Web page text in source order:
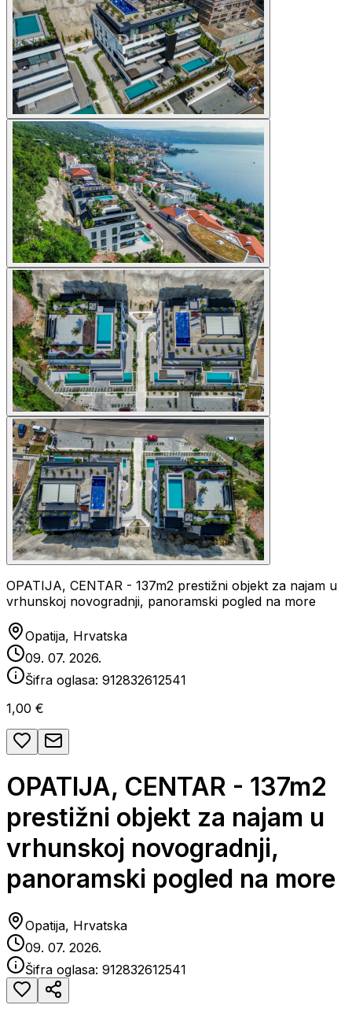
OPATIJA, CENTAR - 137m2 prestižni objekt za najam u
vrhunskoj novogradnji, panoramski pogled na more
Opatija, Hrvatska
09. 07. 2026.
Šifra oglasa: 912832612541
1,00 €
OPATIJA, CENTAR - 137m2
prestižni objekt za najam u
vrhunskoj novogradnji,
panoramski pogled na more
Opatija, Hrvatska
09. 07. 2026.
Šifra oglasa: 912832612541